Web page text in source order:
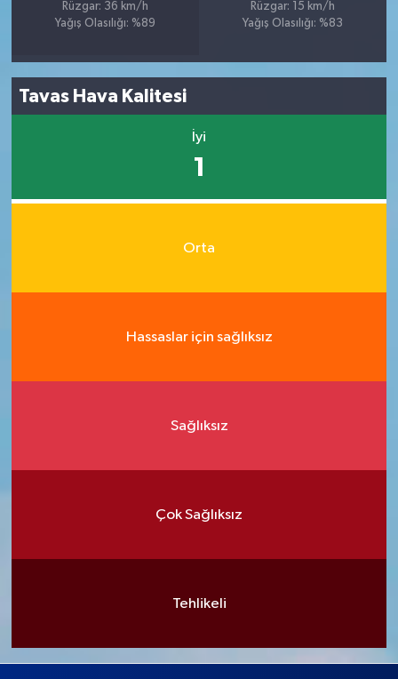
Rüzgar: 36 km/h
Yağış Olasılığı: %89
Rüzgar: 15 km/h
Yağış Olasılığı: %83
Tavas Hava Kalitesi
İyi
1
Orta
Hassaslar için sağlıksız
Sağlıksız
Çok Sağlıksız
Tehlikeli